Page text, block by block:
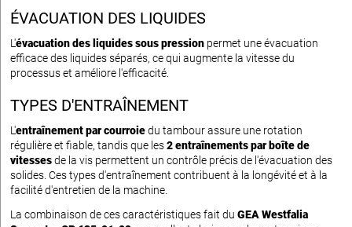
ÉVACUATION DES LIQUIDES
L'évacuation des liquides sous pression permet une évacuation
efficace des liquides séparés, ce qui augmente la vitesse du
processus et améliore l'efficacité.
TYPES D'ENTRAÎNEMENT
L'entraînement par courroiedu tambour assure une rotation
régulière et fiable, tandis que les2 entraînements par boîte de
vitessesde la vis permettent un contrôle précis de l'évacuation des
solides. Ces types d'entraînement contribuent à la longévité et à la
facilité d'entretien de la machine.
La combinaison de ces caractéristiques fait du GEA Westfalia